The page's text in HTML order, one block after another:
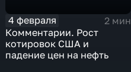
4 февраля
2 мин
Комментарии. Рост
котировок США и
падение цен на нефть